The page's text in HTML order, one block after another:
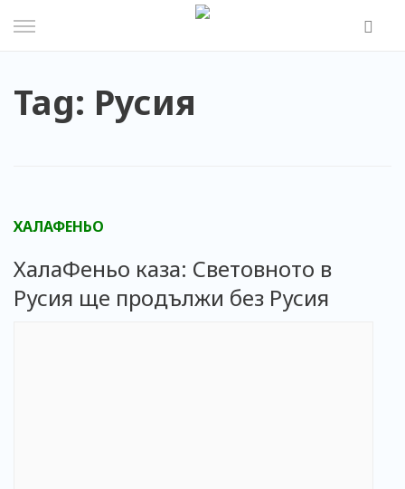
Tag: Русия
ХАЛАФЕНЬО
ХалаФеньо каза: Световното в
Русия ще продължи без Русия